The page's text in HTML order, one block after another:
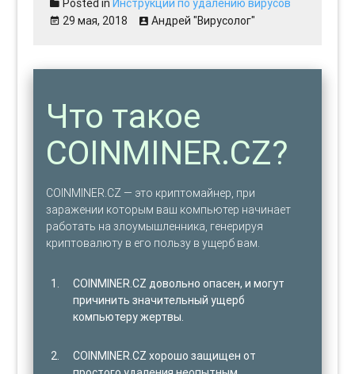
Posted inИнструкции по удалению вирусов
29 мая, 2018
Андрей "Вирусолог"
Что такое
COINMINER.CZ?
COINMINER.CZ — это криптомайнер, при
заражении которым ваш компьютер начинает
работать на злоумышленника, генерируя
криптовалюту в его пользу в ущерб вам.
COINMINER.CZ довольно опасен, и могут
причинить значительный ущерб
компьютеру жертвы.
COINMINER.CZ хорошо защищен от